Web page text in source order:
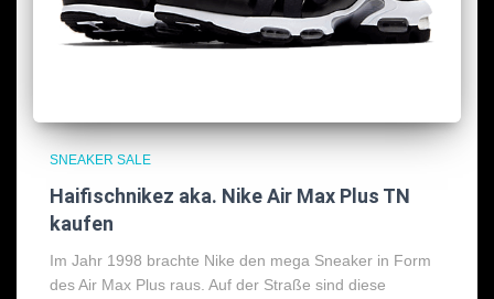
SNEAKER SALE
Haifischnikez aka. Nike Air Max Plus TN
kaufen
Im Jahr 1998 brachte Nike den mega Sneaker in Form
des Air Max Plus raus. Auf der Straße sind diese